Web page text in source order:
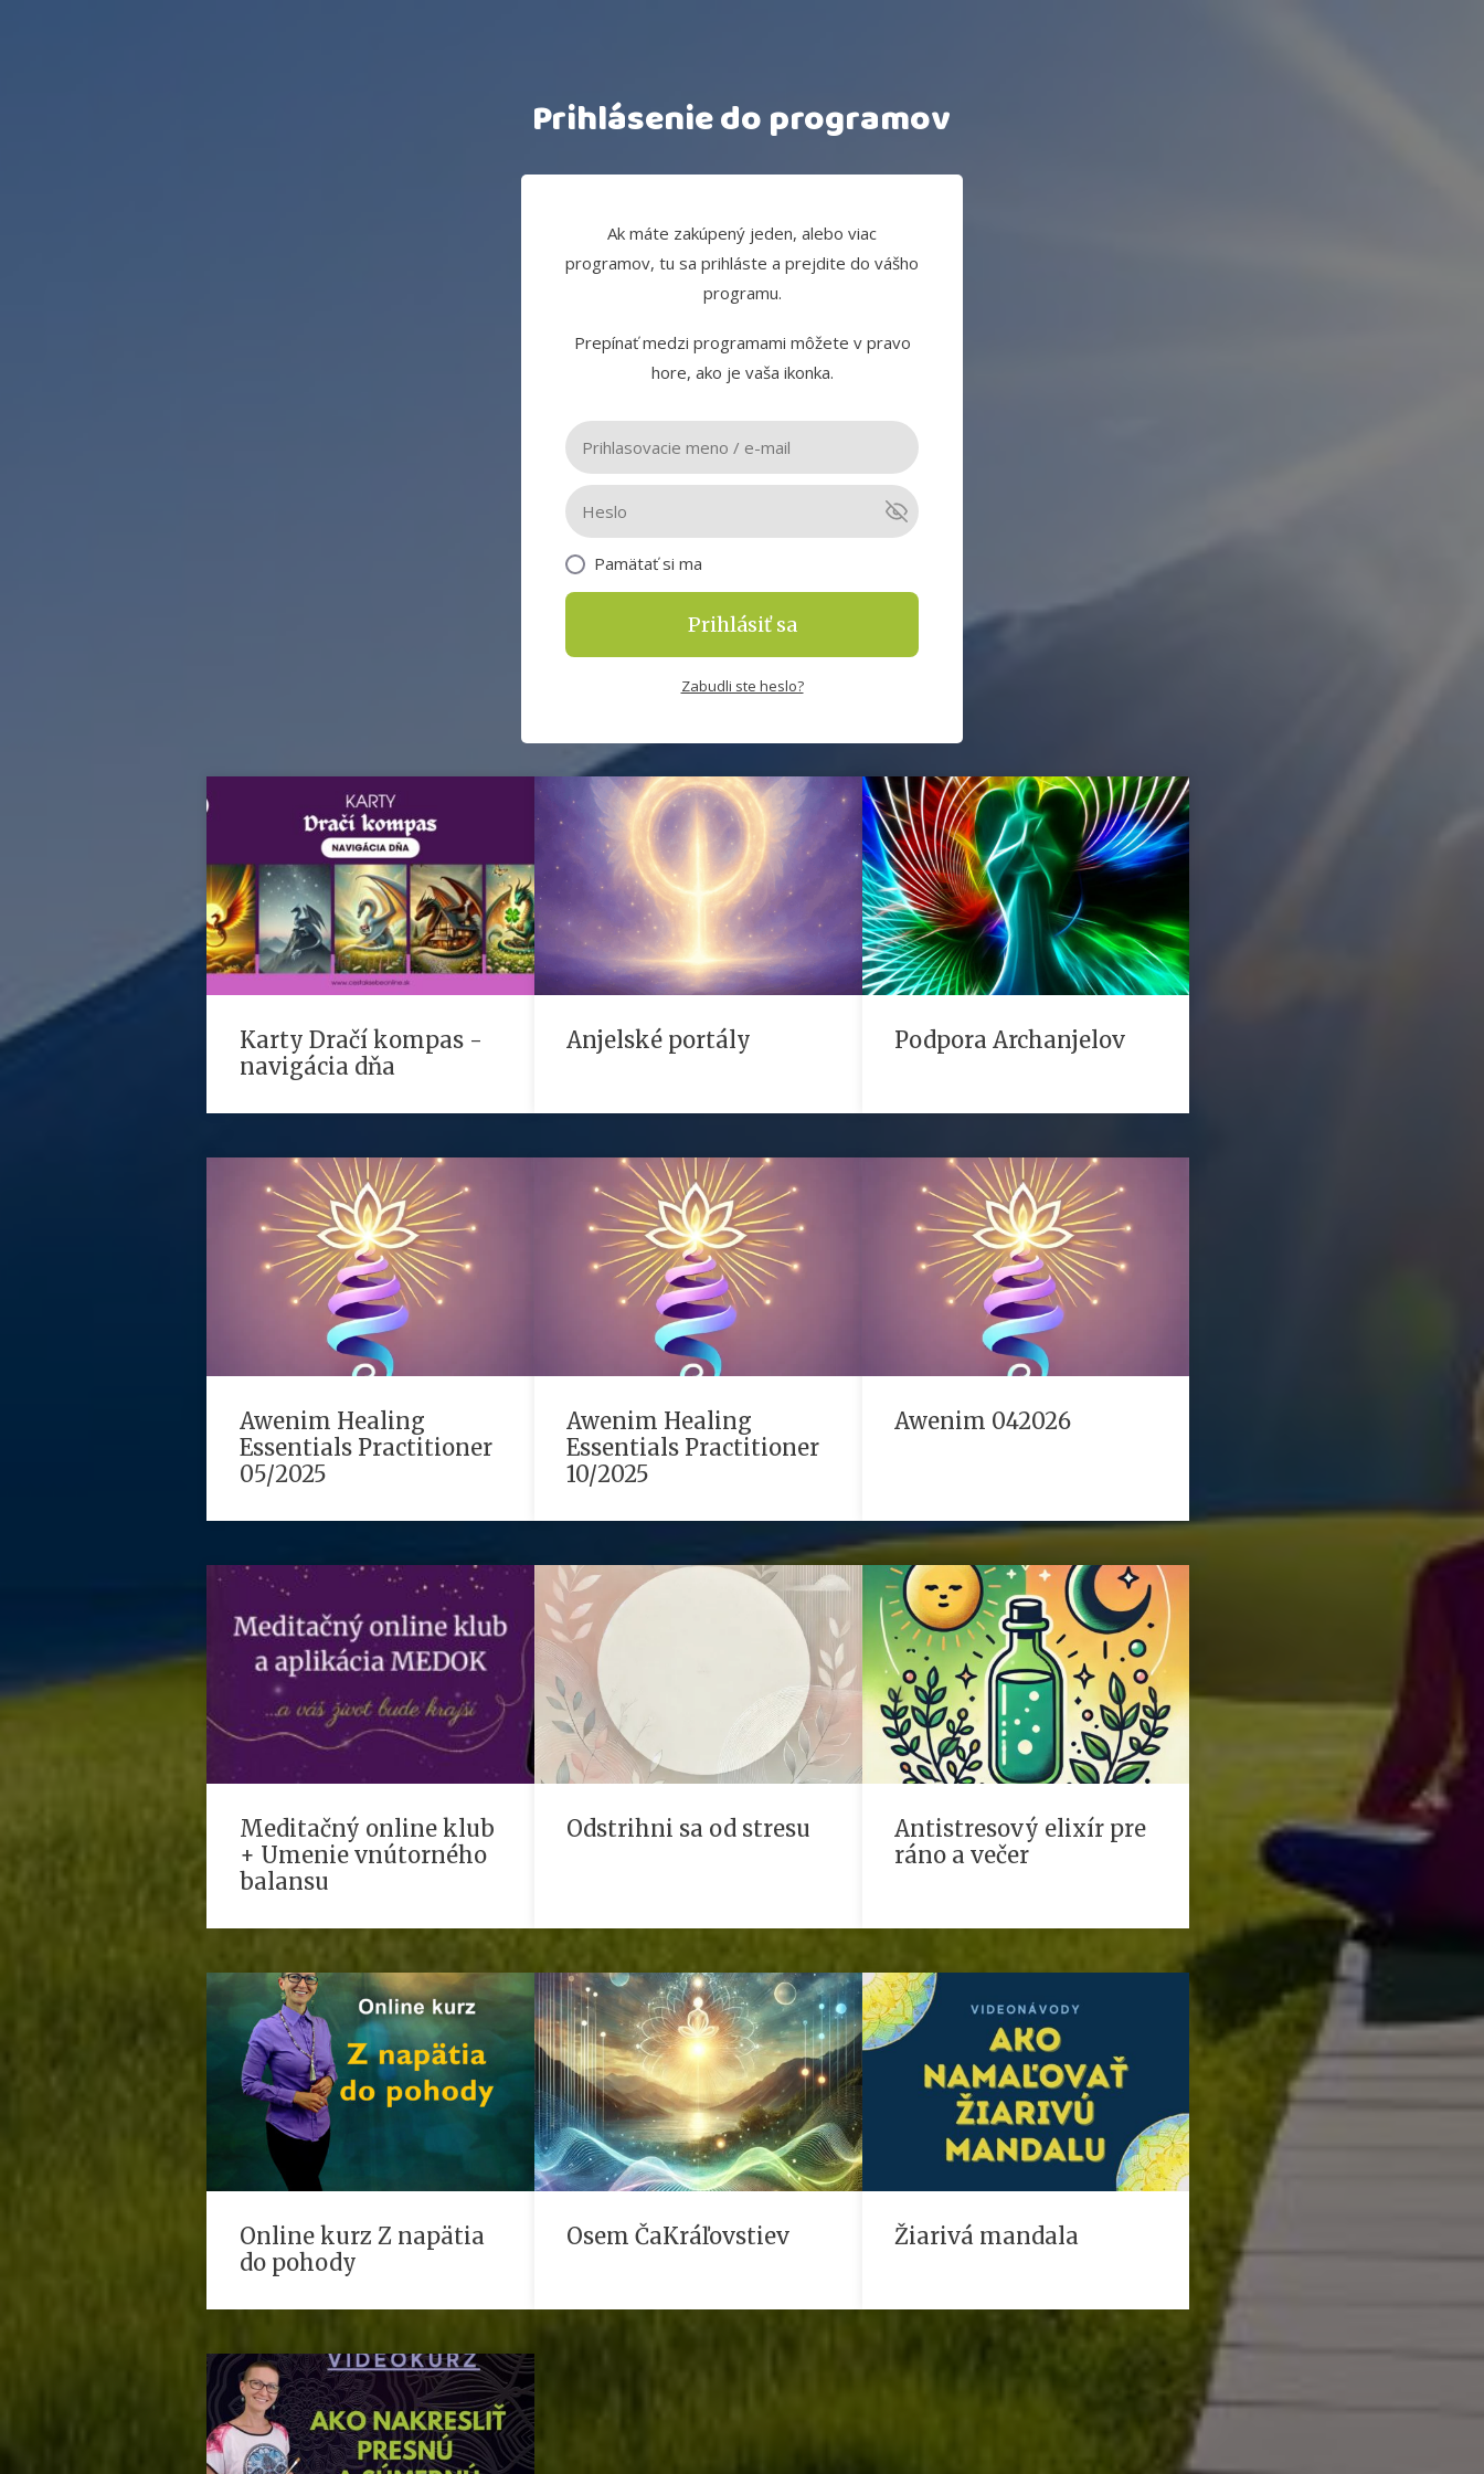
Prihlásenie do programov
Ak máte zakúpený jeden, alebo viac
programov, tu sa prihláste a prejdite do vášho
programu.
Prepínať medzi programami môžete v pravo
hore, ako je vaša ikonka.
Pamätať si ma
Prihlásiť sa
Zabudli ste heslo?
Karty Dračí kompas -
navigácia dňa
Anjelské portály Podpora Archanjelov
Awenim Healing
Essentials Practitioner
05/2025
Awenim Healing
Essentials Practitioner
10/2025
Awenim 042026
Meditačný online klub
+ Umenie vnútorného
balansu
Odstrihni sa od stresu
Antistresový elixír pre
ráno a večer
Online kurz Z napätia
do pohody
Osem ČaKráľovstiev Žiarivá mandala